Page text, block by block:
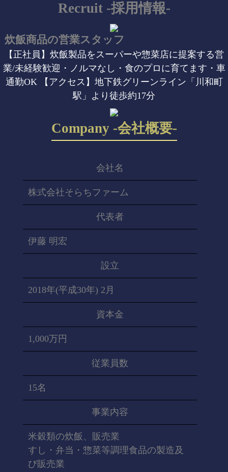
Recruit -採用情報-
炊飯商品の営業スタッフ
【正社員】炊飯製品をスーパーや惣菜店に提案する営
業/未経験歓迎・ノルマなし・食のプロに育てます・車
通勤OK 【アクセス】地下鉄グリーンライン「川和町
駅」より徒歩約17分
Company -会社概要-
会社名
株式会社そらちファーム
代表者
伊藤 明宏
設立
2018年(平成30年) 2月
資本金
1,000万円
従業員数
15名
事業内容
米穀類の炊飯、販売業
すし・弁当・惣菜等調理食品の製造及
び販売業